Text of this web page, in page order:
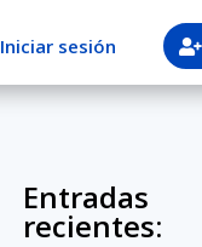
Iniciar sesión
Entradas
recientes: